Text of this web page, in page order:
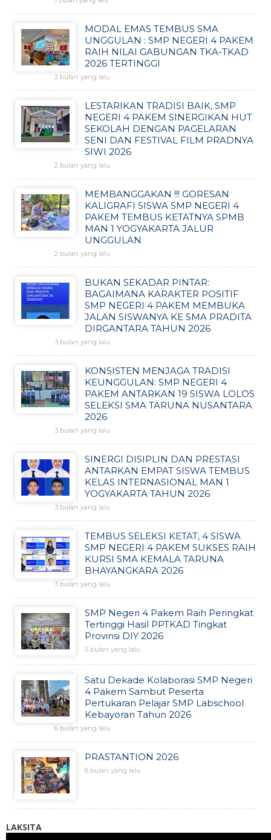
MODAL EMAS TEMBUS SMA
UNGGULAN : SMP NEGERI 4 PAKEM
RAIH NILAI GABUNGAN TKA-TKAD
2026 TERTINGGI
2 bulan yang lalu
LESTARIKAN TRADISI BAIK, SMP
NEGERI 4 PAKEM SINERGIKAN HUT
SEKOLAH DENGAN PAGELARAN
SENI DAN FESTIVAL FILM PRADNYA
SIWI 2026
2 bulan yang lalu
MEMBANGGAKAN !!! GORESAN
KALIGRAFI SISWA SMP NEGERI 4
PAKEM TEMBUS KETATNYA SPMB
MAN 1 YOGYAKARTA JALUR
UNGGULAN
2 bulan yang lalu
BUKAN SEKADAR PINTAR:
BAGAIMANA KARAKTER POSITIF
SMP NEGERI 4 PAKEM MEMBUKA
JALAN SISWANYA KE SMA PRADITA
DIRGANTARA TAHUN 2026
3 bulan yang lalu
KONSISTEN MENJAGA TRADISI
KEUNGGULAN: SMP NEGERI 4
PAKEM ANTARKAN 19 SISWA LOLOS
SELEKSI SMA TARUNA NUSANTARA
2026
3 bulan yang lalu
SINERGI DISIPLIN DAN PRESTASI
ANTARKAN EMPAT SISWA TEMBUS
KELAS INTERNASIONAL MAN 1
YOGYAKARTA TAHUN 2026
3 bulan yang lalu
TEMBUS SELEKSI KETAT, 4 SISWA
SMP NEGERI 4 PAKEM SUKSES RAIH
KURSI SMA KEMALA TARUNA
BHAYANGKARA 2026
3 bulan yang lalu
SMP Negeri 4 Pakem Raih Peringkat
Tertinggi Hasil PPTKAD Tingkat
Provinsi DIY 2026
5 bulan yang lalu
Satu Dekade Kolaborasi SMP Negeri
4 Pakem Sambut Peserta
Pertukaran Pelajar SMP Labschool
Kebayoran Tahun 2026
6 bulan yang lalu
PRASTANTION 2026
6 bulan yang lalu
LAKSITA